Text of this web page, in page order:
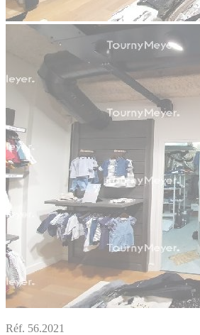
Réf. 56.2021